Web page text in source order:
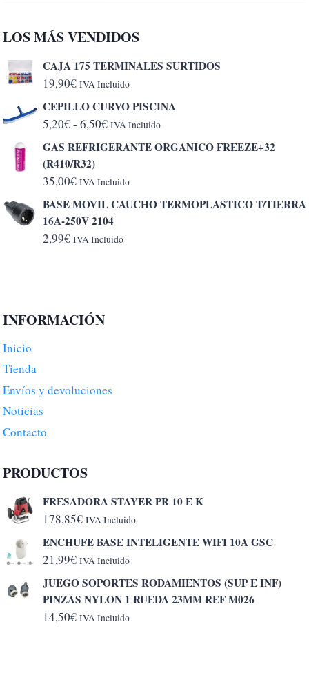
LOS MÁS VENDIDOS
CAJA 175 TERMINALES SURTIDOS
19,90€ IVA Incluido
CEPILLO CURVO PISCINA
5,20€- 6,50€Rango
de
desde
5,20€
hasta
6,50€
IVA Incluido
GAS REFRIGERANTE ORGANICO FREEZE+32
(R410/R32)
35,00€ IVA Incluido
BASE MOVIL CAUCHO TERMOPLASTICO T/TIERRA
16A-250V 2104
2,99€ IVA Incluido
INFORMACIÓN
Inicio
Tienda
Envíos y devoluciones
Noticias
Contacto
PRODUCTOS
FRESADORA STAYER PR 10 E K
178,85€ IVA Incluido
ENCHUFE BASE INTELIGENTE WIFI 10A GSC
21,99€ IVA Incluido
JUEGO SOPORTES RODAMIENTOS (SUP E INF)
PINZAS NYLON 1 RUEDA 23MM REF M026
14,50€ IVA Incluido